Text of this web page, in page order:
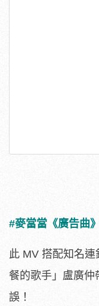
#麥當當《廣告曲
此 MV 搭配知名
餐的歌手」盧廣仲
誤！